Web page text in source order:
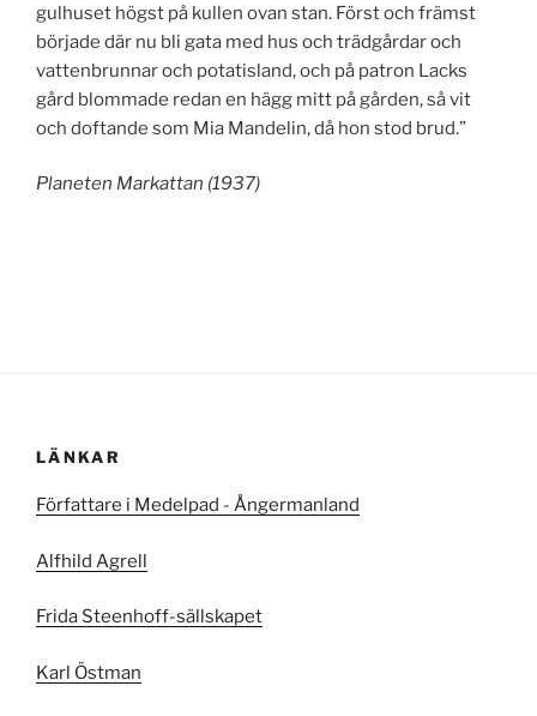
gulhuset högst på kullen ovan stan. Först och främst
började där nu bli gata med hus och trädgårdar och
vattenbrunnar och potatisland, och på patron Lacks
gård blommade redan en hägg mitt på gården, så vit
och doftande som Mia Mandelin, då hon stod brud.”
Planeten Markattan (1937)
LÄNKAR
Författare i Medelpad - Ångermanland
Alfhild Agrell
Frida Steenhoff-sällskapet
Karl Östman